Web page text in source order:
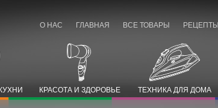
О НАС ГЛАВНАЯ ВСЕ ТОВАРЫ РЕЦЕПТЫ
КРАСОТА И ЗДОРОВЬЕ ТЕХНИКА ДЛЯ ДОМА